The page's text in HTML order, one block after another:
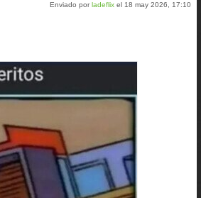
Enviado porladeflix el 18 may 2026, 17:10